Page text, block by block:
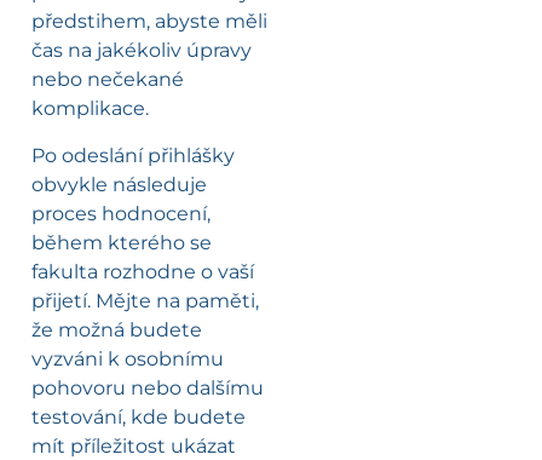
předstihem, abyste měli
čas na jakékoliv úpravy
nebo nečekané
komplikace.
Po odeslání přihlášky
obvykle následuje
proces hodnocení,
během kterého se
fakulta rozhodne o vaší
přijetí. Mějte na paměti,
že možná budete
vyzváni k osobnímu
pohovoru nebo dalšímu
testování, kde budete
mít příležitost ukázat